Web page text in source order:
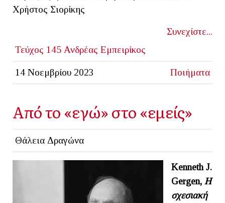
Χρήστος Σιορίκης
Συνεχίστε...
Τεύχος 145 Ανδρέας Εμπειρίκος
14 Νοεμβρίου 2023 Ποιήματα
Από το «εγώ» στο «εμείς»
Θάλεια Δραγώνα
Kenneth J.
Gergen, Η
σχεσιακή